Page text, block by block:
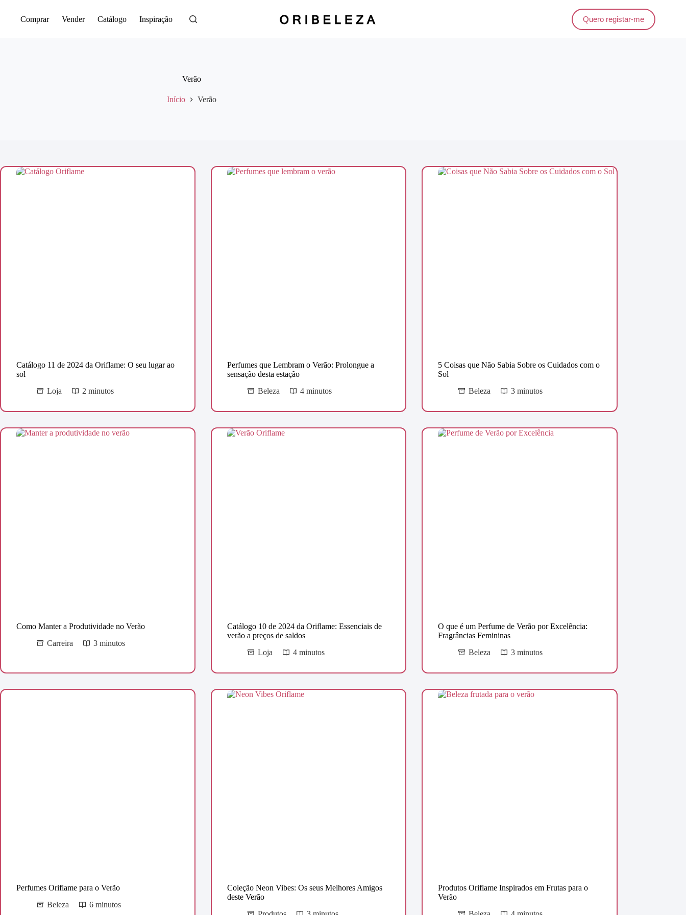
Comprar Vender Catálogo Inspiração Quero registar-me
Verão
Início Verão
Catálogo 11 de 2024 da Oriflame: O seu lugar ao
sol
Loja
2 minutos
Perfumes que Lembram o Verão: Prolongue a
sensação desta estação
Beleza
4 minutos
5 Coisas que Não Sabia Sobre os Cuidados com o
Sol
Beleza
3 minutos
Como Manter a Produtividade no Verão
Carreira
3 minutos
Catálogo 10 de 2024 da Oriflame: Essenciais de
verão a preços de saldos
Loja
4 minutos
O que é um Perfume de Verão por Excelência:
Fragrâncias Femininas
Beleza
3 minutos
Perfumes Oriflame para o Verão
Beleza
6 minutos
Coleção Neon Vibes: Os seus Melhores Amigos
deste Verão
Produtos Oriflame Inspirados em Frutas para o
Verão